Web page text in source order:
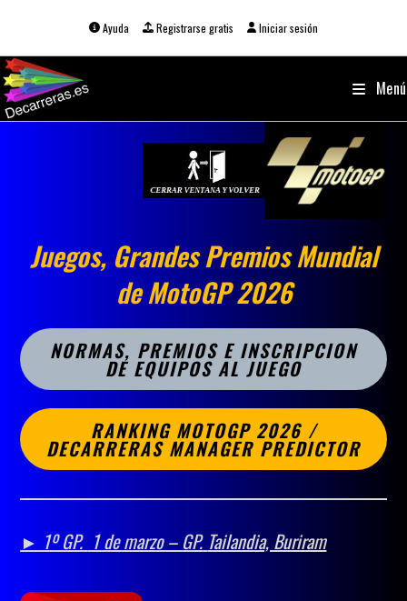
Ayuda Registrarse gratis Iniciar sesión
Menú
Juegos, Grandes Premios Mundial
deMotoGP 2026
NORMAS, PREMIOS E INSCRIPCION
DE EQUIPOS AL JUEGO
RANKING MOTOGP 2026 /
DECARRERAS MANAGER PREDICTOR
► 1º GP. 1 de marzo – GP. Tailandia, Buriram